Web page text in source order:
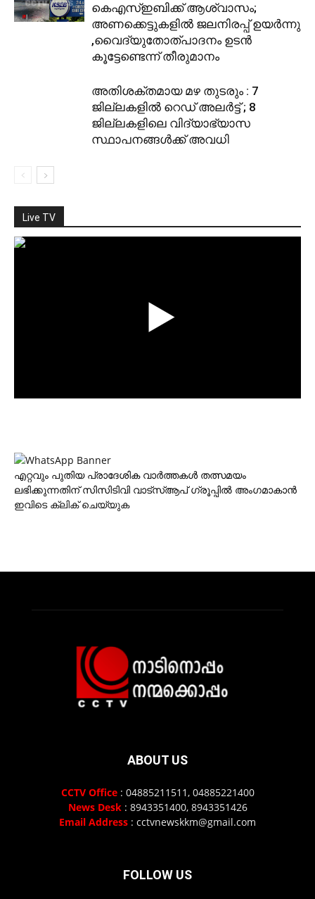
കെഎസ്ഇബിക്ക് ആശ്വാസം;
അണക്കെട്ടുകളിൽ ജലനിരപ്പ് ഉയര്‍ന്നു
,വൈദ്യുതോത്പാദനം ഉടൻ
കൂട്ടേണ്ടെന്ന് തീരുമാനം
അതിശക്തമായ മഴ തുടരും : 7
ജില്ലകളിൽ റെഡ് അലർട്ട് ; 8
ജില്ലകളിലെ വിദ്യാഭ്യാസ
സ്ഥാപനങ്ങള്‍ക്ക് അവധി
Live TV
എറ്റവും പുതിയ പ്രാദേശിക വാര്‍ത്തകള്‍ തത്സമയം
ലഭിക്കുന്നതിന് സിസിടിവി വാട്‌സ്ആപ് ഗ്രൂപ്പില്‍ അംഗമാകാന്‍
ഇവിടെ ക്ലിക് ചെയ്യുക
ABOUT US
CCTV Office: 04885211511, 04885221400
News Desk: 8943351400, 8943351426
Email Address : cctvnewskkm@gmail.com
FOLLOW US